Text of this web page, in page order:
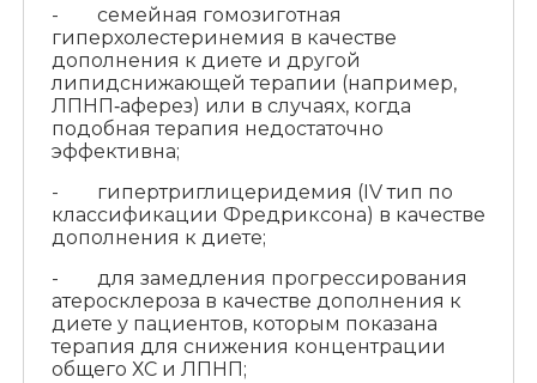
- семейная гомозиготная
гиперхолестеринемия в качестве
дополнения к диете и другой
липидснижающей терапии (например,
ЛПНП‑аферез) или в случаях, когда
подобная терапия недостаточно
эффективна;
- гипертриглицеридемия (IV тип по
классификации Фредриксона) в качестве
дополнения к диете;
- для замедления прогрессирования
атеросклероза в качестве дополнения к
диете у пациентов, которым показана
терапия для снижения концентрации
общего ХС и ЛПНП;